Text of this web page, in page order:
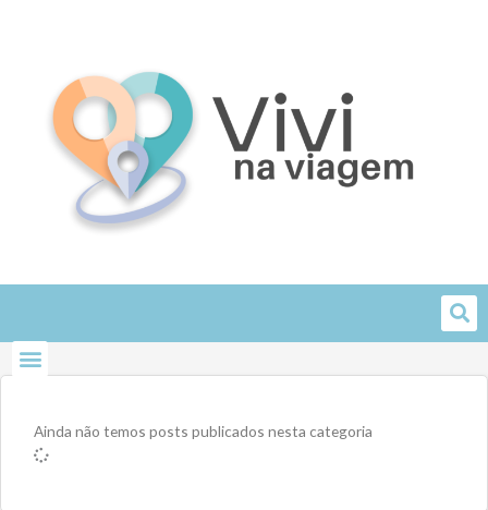
Ainda não temos posts publicados nesta categoria